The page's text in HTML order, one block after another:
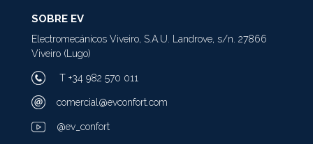
SOBRE EV
Electromecánicos Viveiro, S.A.U. Landrove, s/n. 27866
Viveiro (Lugo)
T +34 982 570 011
comercial@evconfort.com
@ev_confort